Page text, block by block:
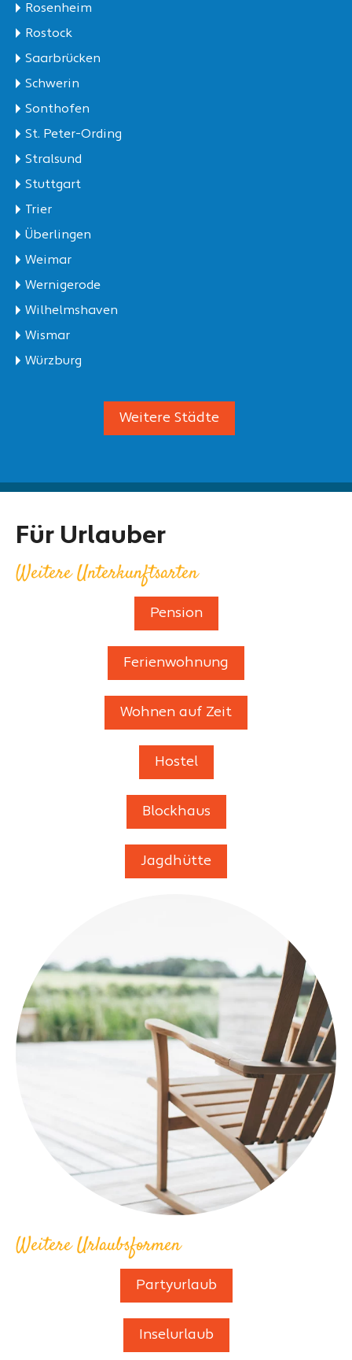
Rosenheim
Rostock
Saarbrücken
Schwerin
Sonthofen
St. Peter-Ording
Stralsund
Stuttgart
Trier
Überlingen
Weimar
Wernigerode
Wilhelmshaven
Wismar
Würzburg
Weitere Städte
Für Urlauber
Weitere Unterkunftsarten
Pension
Ferienwohnung
Wohnen auf Zeit
Hostel
Blockhaus
Jagdhütte
Weitere Urlaubsformen
Partyurlaub
Inselurlaub